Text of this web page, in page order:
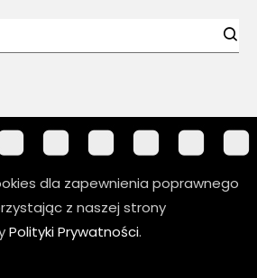
dla zapewnienia poprawnego
z naszej strony
Polityki Prywatności.